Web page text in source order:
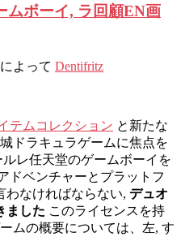
ムボーイ, ラ回顧EN画
によって Dentifritz
テムコレクション と新たな
ドラキュラゲームに焦点を
レ任天堂のゲームボーイを
ドベンチャーとプラットフ
わなければならない, デュオ
ました このライセンスを持
ムの概要については、左, す